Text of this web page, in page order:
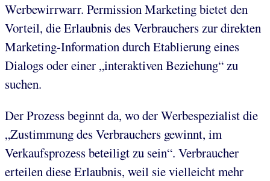
Werbewirrwarr. Permission Marketing bietet den
Vorteil, die Erlaubnis des Verbrauchers zur direkten
Marketing-Information durch Etablierung eines
Dialogs oder einer „interaktiven Beziehung“ zu
suchen.
Der Prozess beginnt da, wo der Werbespezialist die
„Zustimmung des Verbrauchers gewinnt, im
Verkaufsprozess beteiligt zu sein“. Verbraucher
erteilen diese Erlaubnis, weil sie vielleicht mehr